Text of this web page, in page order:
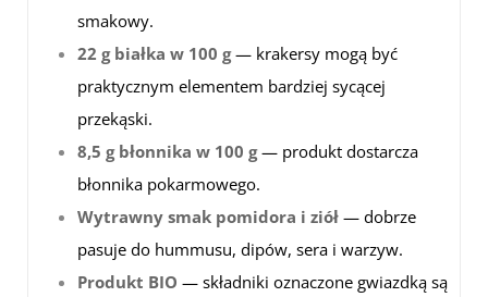
smakowy.
22 g białka w 100 g— krakersy mogą być
praktycznym elementem bardziej sycącej
przekąski.
8,5 g błonnika w 100 g— produkt dostarcza
błonnika pokarmowego.
Wytrawny smak pomidora i ziół — dobrze
pasuje do hummusu, dipów, sera i warzyw.
Produkt BIO — składniki oznaczone gwiazdką są